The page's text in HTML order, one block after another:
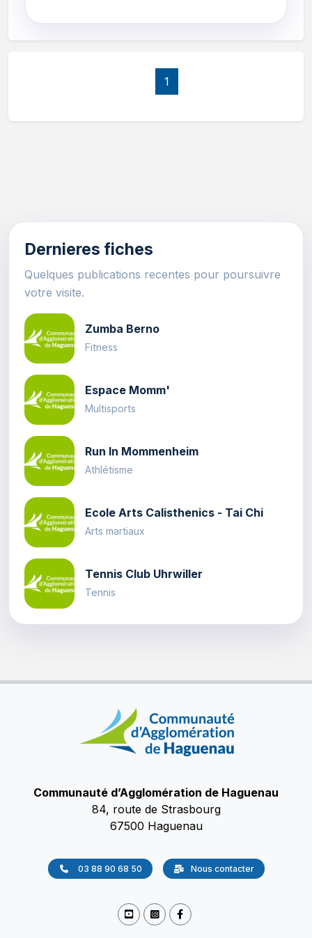
1
Dernieres fiches
Quelques publications recentes pour poursuivre
votre visite.
Zumba Berno
Fitness
Espace Momm'
Multisports
Run In Mommenheim
Athlétisme
Ecole Arts Calisthenics - Tai Chi
Arts martiaux
Tennis Club Uhrwiller
Tennis
Communauté d’Agglomération de Haguenau
84, route de Strasbourg
67500 Haguenau
03 88 90 68 50 Nous contacter